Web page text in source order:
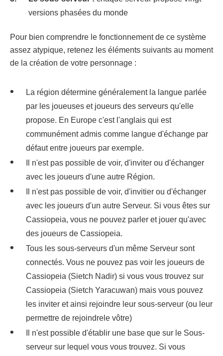
versions phasées du monde
Pour bien comprendre le fonctionnement de ce système
assez atypique, retenez les éléments suivants au moment
de la création de votre personnage :
La région détermine généralement la langue parlée
par les joueuses et joueurs des serveurs qu'elle
propose. En Europe c'est l'anglais qui est
communément admis comme langue d'échange par
défaut entre joueurs par exemple.
Il n'est pas possible de voir, d'inviter ou d'échanger
avec les joueurs d'une autre Région.
Il n'est pas possible de voir, d'invitier ou d'échanger
avec les joueurs d'un autre Serveur. Si vous êtes sur
Cassiopeia, vous ne pouvez parler et jouer qu'avec
des joueurs de Cassiopeia.
Tous les sous-serveurs d'un même Serveur sont
connectés. Vous ne pouvez pas voir les joueurs de
Cassiopeia (Sietch Nadir) si vous vous trouvez sur
Cassiopeia (Sietch Yaracuwan) mais vous pouvez
les inviter et ainsi rejoindre leur sous-serveur (ou leur
permettre de rejoindrele vôtre)
Il n'est possible d'établir une base que sur le Sous-
serveur sur lequel vous vous trouvez. Si vous